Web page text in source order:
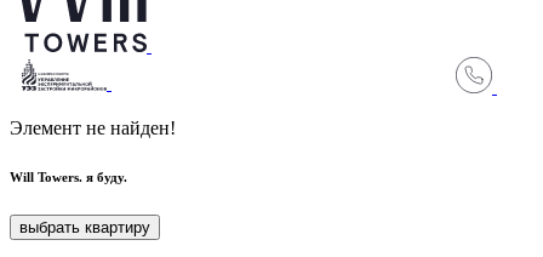
Элемент не найден!
Will Towers. я буду.
выбрать квартиру